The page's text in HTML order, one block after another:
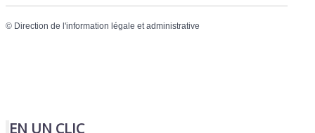
© Direction de l'information légale et administrative
EN UN CLIC